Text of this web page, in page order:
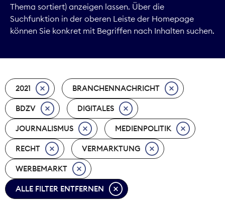
Kommunikation
Marktdaten
Nachhaltigkeit
Nachwuchs
Nova Award
Pressefreiheit
Print
Thema sortiert) anzeigen lassen. Über die
Suchfunktion in der oberen Leiste der Homepage
können Sie konkret mit Begriffen nach Inhalten suchen.
2021 BRANCHENNACHRICHT
BDZV DIGITALES
JOURNALISMUS MEDIENPOLITIK
RECHT VERMARKTUNG
WERBEMARKT
ALLE FILTER ENTFERNEN